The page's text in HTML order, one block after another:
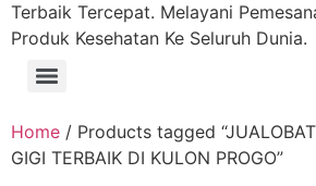
Terbaik Tercepat. Melayani
Produk Kesehatan Ke Seluruh Dunia.
Home / Products tagged
GIGI TERBAIK DI KULON PROGO”